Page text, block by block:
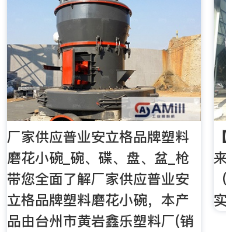
厂家供应普业安立格品牌塑料
磨花小碗_碗、碟、盘、盆_枪
带您全面了解厂家供应普业安
立格品牌塑料磨花小碗，本产
品由台州市黄岩鑫乐塑料厂(销